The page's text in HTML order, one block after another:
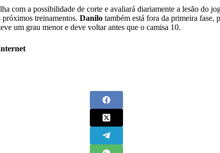
com a possibilidade de corte e avaliará diariamente a lesão do
próximos treinamentos. Danilo também está fora da primeira fase,
um grau menor e deve voltar antes que o camisa 10.